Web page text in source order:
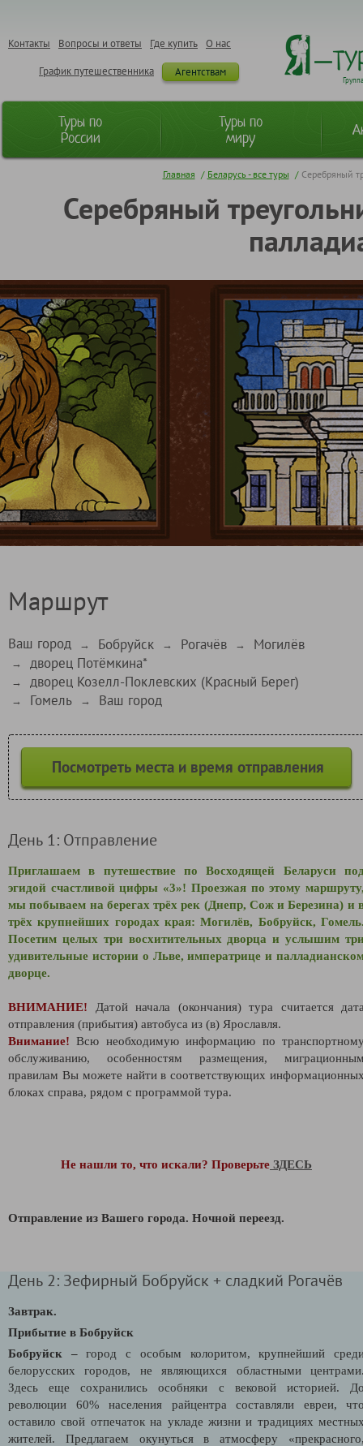
О нас
Где купить
Вопросы и ответы
Контакты
Агентствам
График путешественника
Туры по
России
Туры по
миру
Главная / Беларусь - все туры / Серебряный
Серебряный
Маршрут
Ваш город → Бобруйск → Рогачёв → Могилёв
→ дворец Потёмкина*
→ дворец Козелл-Поклевских (Красный Берег)
→ Гомель → Ваш город
Посмотреть места и время отправления
День 1: Отправление
Приглашаем в путешествие по Восходящей Беларуси
эгидой счастливой цифры «3»! Проезжая по этому
мы побываем на берегах трёх рек (Днепр, Сож и Березина) и
трёх крупнейших городах края: Могилёв, Бобруйск,
Посетим целых три восхитительных дворца и услышим
удивительные истории о Льве, императрице и
дворце.
ВНИМАНИЕ!
Датой начала (окончания) тура считается
отправления (прибытия) автобуса из (в) Ярославля.
Внимание! Всю необходимую информацию по
обслуживанию, особенностям размещения,
правилам Вы можете найти в соответствующих
блоках справа, рядом с программой тура.
Не нашли то, что искали? Проверьте ЗДЕСЬ
Отправление из Вашего города. Ночной переезд.
День 2: Зефирный Бобруйск + сладкий Рогачёв
Завтрак.
Прибытие в Бобруйск
Бобруйск –город с особым колоритом, крупнейший
белорусских городов, не являющихся областными
Здесь еще сохранились особняки с вековой историей.
революции 60% населения райцентра составляли евреи,
оставило свой отпечаток на укладе жизни и традициях
жителей. Предлагаем окунуться в атмосферу